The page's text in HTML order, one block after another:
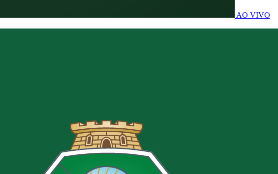
AO VIVO